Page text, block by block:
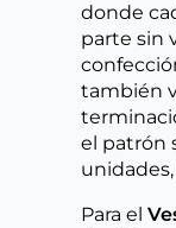
donde
parte sin
también
el patrón
Para el